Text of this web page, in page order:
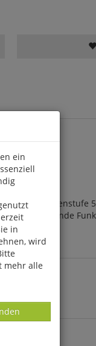
der Klassenstufe
und beratende
ein
in
wird
mehr alle
-